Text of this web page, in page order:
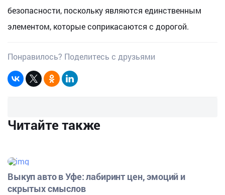
безопасности, поскольку являются единственным
элементом, которые соприкасаются с дорогой.
Понравилось? Поделитесь с друзьями
Читайте также
Выкуп авто в Уфе: лабиринт цен, эмоций и
скрытых смыслов